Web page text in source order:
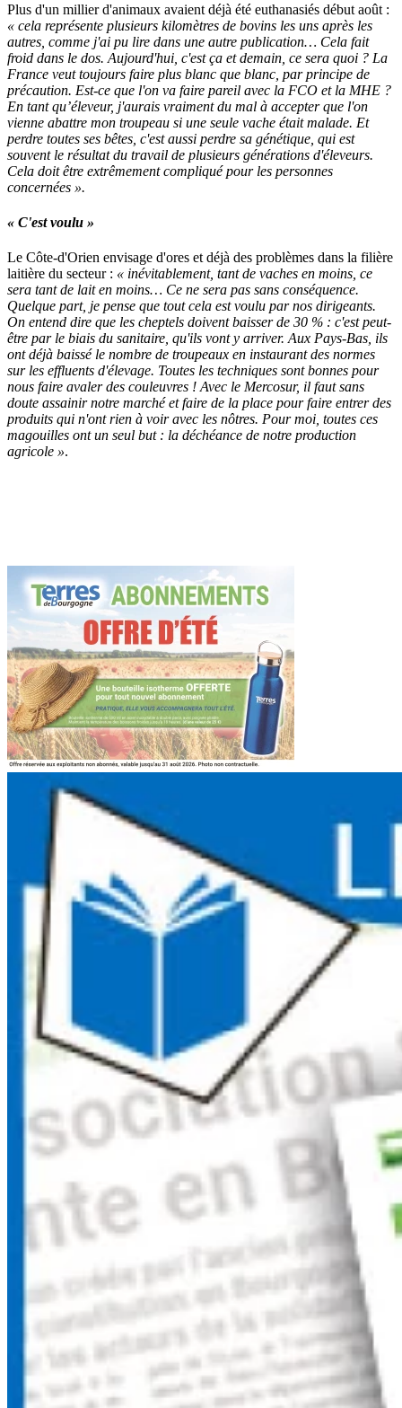
Plus d'un millier d'animaux avaient déjà été euthanasiés début août :
« cela représente plusieurs kilomètres de bovins les uns après les
autres, comme j'ai pu lire dans une autre publication… Cela fait
froid dans le dos. Aujourd'hui, c'est ça et demain, ce sera quoi ? La
France veut toujours faire plus blanc que blanc, par principe de
précaution. Est-ce que l'on va faire pareil avec la FCO et la MHE ?
En tant qu’éleveur, j'aurais vraiment du mal à accepter que l'on
vienne abattre mon troupeau si une seule vache était malade. Et
perdre toutes ses bêtes, c'est aussi perdre sa génétique, qui est
souvent le résultat du travail de plusieurs générations d'éleveurs.
Cela doit être extrêmement compliqué pour les personnes
concernées ».
« C'est voulu »
Le Côte-d'Orien envisage d'ores et déjà des problèmes dans la filière
laitière du secteur : « inévitablement, tant de vaches en moins, ce
sera tant de lait en moins… Ce ne sera pas sans conséquence.
Quelque part, je pense que tout cela est voulu par nos dirigeants.
On entend dire que les cheptels doivent baisser de 30 % : c'est peut-
être par le biais du sanitaire, qu'ils vont y arriver. Aux Pays-Bas, ils
ont déjà baissé le nombre de troupeaux en instaurant des normes
sur les effluents d'élevage. Toutes les techniques sont bonnes pour
nous faire avaler des couleuvres ! Avec le Mercosur, il faut sans
doute assainir notre marché et faire de la place pour faire entrer des
produits qui n'ont rien à voir avec les nôtres. Pour moi, toutes ces
magouilles ont un seul but : la déchéance de notre production
agricole ».